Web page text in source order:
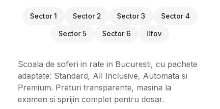
Sector 1 Sector 2 Sector 3 Sector 4
Sector 5 Sector 6 Ilfov
Scoala de soferi in rate in Bucuresti, cu pachete
adaptate: Standard, All Inclusive, Automata si
Premium. Preturi transparente, masina la
examen si sprijin complet pentru dosar.